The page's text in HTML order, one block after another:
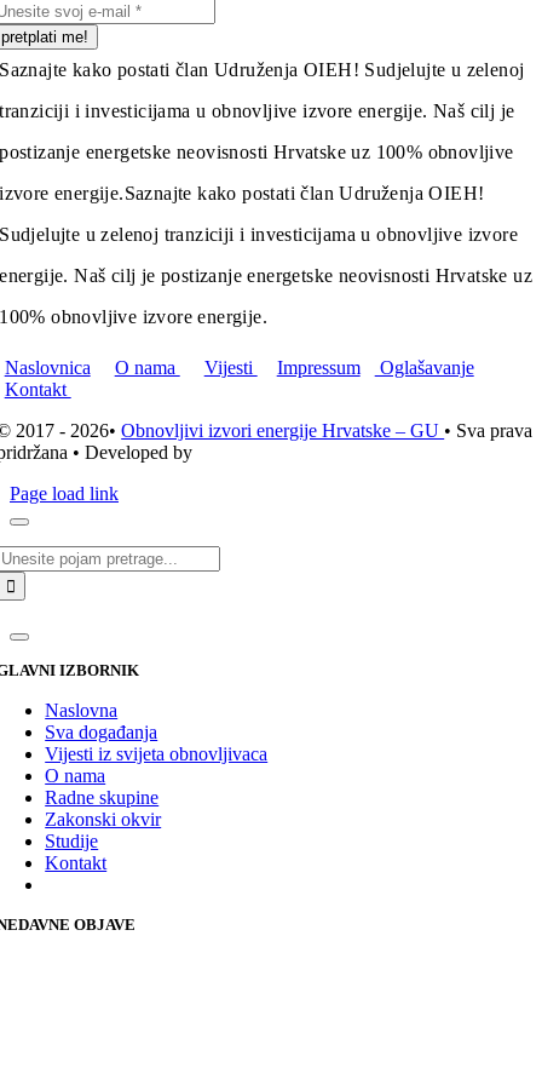
pretplati me!
Saznajte kako postati član Udruženja OIEH! Sudjelujte u zelenoj
tranziciji i investicijama u obnovljive izvore energije. Naš cilj je
postizanje energetske neovisnosti Hrvatske uz 100% obnovljive
izvore energije.Saznajte kako postati član Udruženja OIEH!
Sudjelujte u zelenoj tranziciji i investicijama u obnovljive izvore
energije. Naš cilj je postizanje energetske neovisnosti Hrvatske uz
100% obnovljive izvore energije.
Naslovnica O nama Vijesti Impressum
Oglašavanje
Kontakt
2017 - 2026•Obnovljivi izvori energije Hrvatske – GU • Sva prava
• Developed by
Page load link
IZBORNIK
Naslovna
Sva događanja
Vijesti iz svijeta obnovljivaca
O nama
Radne skupine
Zakonski okvir
Studije
Kontakt
OBJAVE